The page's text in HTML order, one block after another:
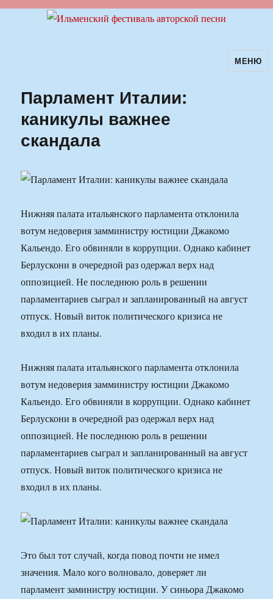
Ильменский фестиваль авторскойМЕНЮ
Парламент Италии:
каникулы важнее
скандала
Нижняя палата итальянского парламента отклонила
вотум недоверия замминистру юстиции Джакомо
Кальендо. Его обвиняли в коррупции. Однако кабинет
Берлускони в очередной раз одержал верх над
оппозицией. Не последнюю роль в решении
парламентариев сыграл и запланированный на август
отпуск. Новый виток политического кризиса не
входил в их планы.
Нижняя палата итальянского парламента отклонила
вотум недоверия замминистру юстиции Джакомо
Кальендо. Его обвиняли в коррупции. Однако кабинет
Берлускони в очередной раз одержал верх над
оппозицией. Не последнюю роль в решении
парламентариев сыграл и запланированный на август
отпуск. Новый виток политического кризиса не
входил в их планы.
Это был тот случай, когда повод почти не имел
значения. Мало кого волновало, доверяет ли
парламент заминистру юстиции. У синьора Джакомо